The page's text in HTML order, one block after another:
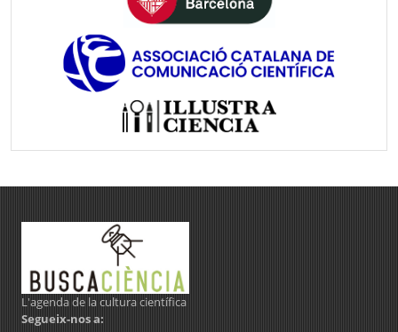
L'agenda de la cultura científica
Segueix-nos a: